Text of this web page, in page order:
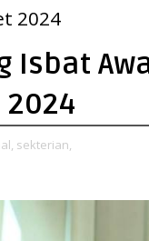
2024
Isbat
sekterian,